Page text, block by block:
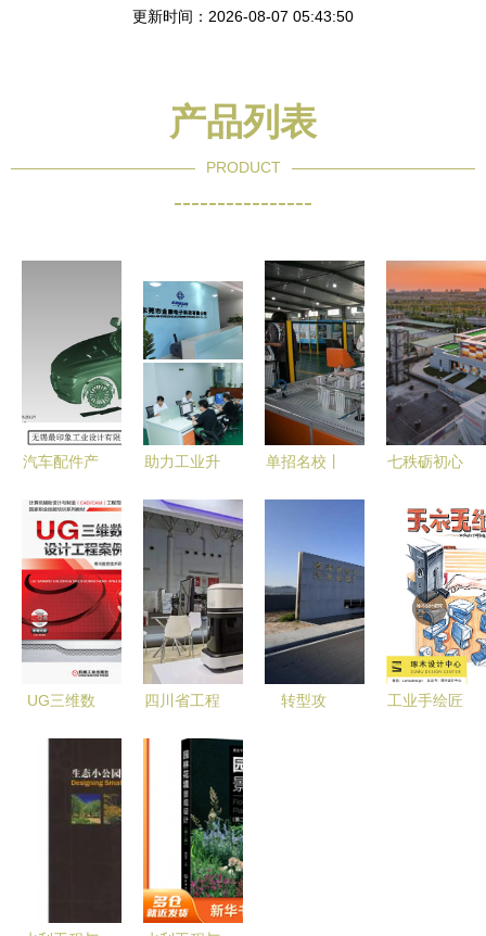
更新时间：2026-08-07 05:43:50
产品列表
PRODUCT
----------------
汽车配件产
与逆向设计
服务 为浙
江杭州、余
姚及安徽合
肥等地注入
工程创新动
助力工业升
工业工程设
计服务公司
简介
单招名校丨
这所省级示
范高职院校
全力打造高
质量育人名
片
七秩砺初心
津电力设计
院服务地区
能源发展的
使命担当
UG三维数
程案例教程
驱动工业工
程设计服务
四川省工程
究院首次亮
相“国字
号”工业设
计盛会
转型攻
工业手绘匠